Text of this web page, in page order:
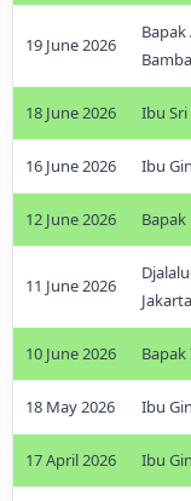
19 June 2026
18 June 2026 Ibu Sri
16 June 2026 Ibu
12 June 2026
11 June 2026
Jakarta
10 June 2026
18 May 2026 Ibu
17 April 2026 Ibu